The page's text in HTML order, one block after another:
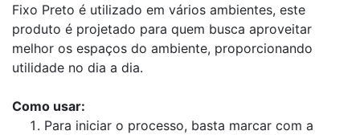
Fixo Preto é utilizado em vários ambientes, este
produto é projetado para quem busca aproveitar
melhor os espaços do ambiente, proporcionando
utilidade no dia a dia.
Como usar:
Para iniciar o processo, basta marcar com a